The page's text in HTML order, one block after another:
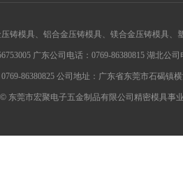
铸模具、铝合金压铸模具、镁合金压铸模具、
广东公司电话：0769-86380815 湖北公
86380825 公司地址：广东省东莞市石碣镇
© 东莞市宏聚电子五金制品有限公司精密模具事